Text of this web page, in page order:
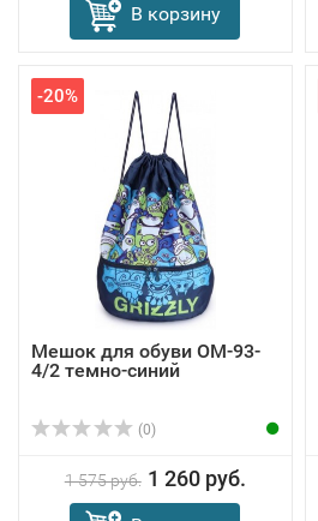
В корзину
-20%
Мешок для обуви OM-93-
4/2 темно-синий
(0)
1 575 руб. 1 260 руб.